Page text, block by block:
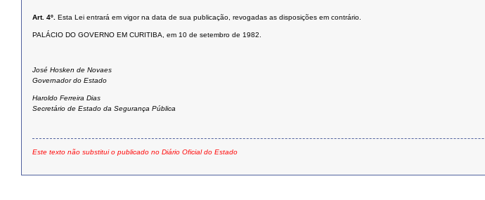
Art. 4º. Esta Lei entrará em vigor na data de sua publicação, revogadas as disposições em contrário.
PALÁCIO DO GOVERNO EM CURITIBA, em 10 de setembro de 1982.
José Hosken de Novaes
Governador do Estado
Haroldo Ferreira Dias
Secretário de Estado da Segurança Pública
Este texto não substitui o publicado no Diário Oficial do Estado